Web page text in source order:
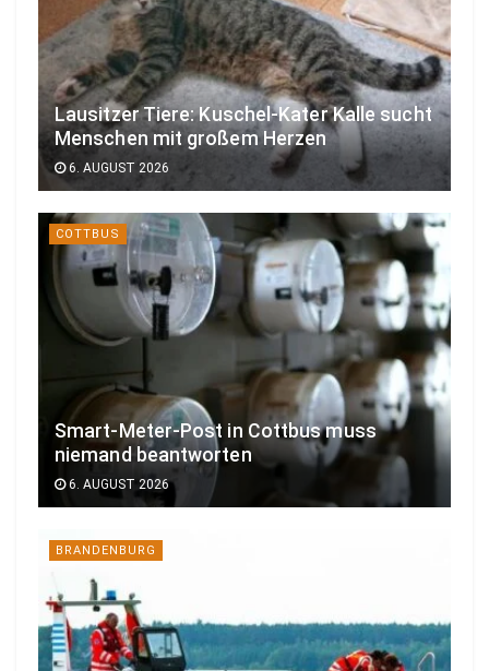
Lausitzer Tiere: Kuschel-Kater Kalle sucht
Menschen mit großem Herzen
6. AUGUST 2026
COTTBUS
Smart-Meter-Post in Cottbus muss
niemand beantworten
6. AUGUST 2026
BRANDENBURG